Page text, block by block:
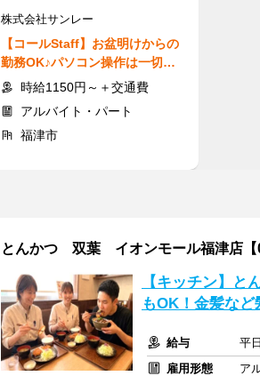
株式会社サンレー
【コールStaff】お盆明けからの
勤務OK♪パソコン操作は一切な
し◎短時間勤務＆扶養内も◎
時給1150円～＋交通費
アルバイト・パート
福津市
とんかつ 双葉 イオンモール福津店【
【キッチン】と
もOK！金髪な
給与
平
雇用形態
ア